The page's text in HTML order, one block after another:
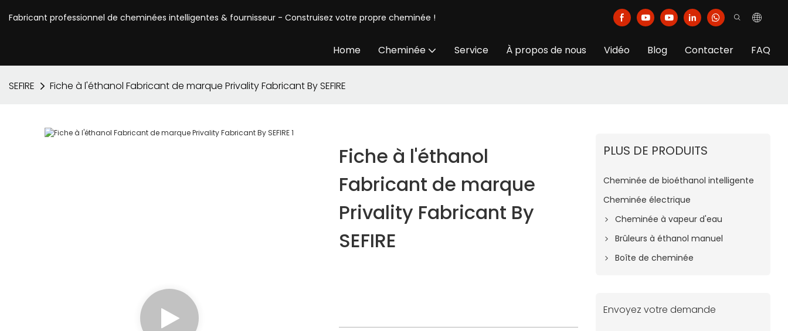
Fabricant professionnel de cheminées intelligentes & fournisseur - Construisez votre propre cheminée !
Home Cheminée Service À propos de nous Vidéo Blog Contacter FAQ
SEFIRE Fiche à l'éthanol Fabricant de marque Privality Fabricant By SEFIRE
Fiche à l'éthanol
Fabricant de marque
Privality Fabricant By
SEFIRE
PLUS DE PRODUITS
Cheminée de bioéthanol intelligente
Cheminée électrique
Cheminée à vapeur d'eau
Brûleurs à éthanol manuel
Boîte de cheminée
Envoyez votre demande